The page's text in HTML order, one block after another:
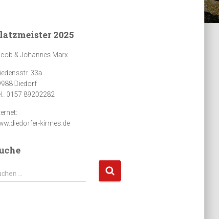
2025
& Johannes Marx
33a
Diedorf
0157 89202282
kirmes.de
…